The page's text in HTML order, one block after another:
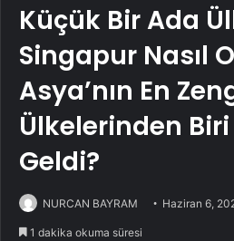
Küçük Bir Ada
Singapur Nasıl
Asya’nın En
Ülkelerinden
Geldi?
NURCAN BAYRAM Haziran 6,
1 dakika okuma süresi